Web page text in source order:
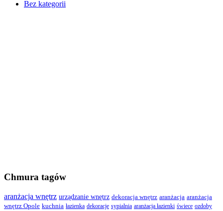
Bez kategorii
Chmura tagów
aranżacja wnętrz urządzanie wnętrz dekoracja wnętrz aranżacja aranżacja
wnętrz Opole kuchnia łazienka dekoracje sypialnia aranżacja łazienki świece ozdoby